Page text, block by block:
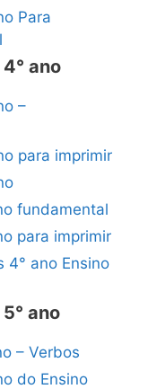
Para
ano
–
para imprimir
fundamental
para imprimir
4° ano Ensino
ano
– Verbos
do Ensino